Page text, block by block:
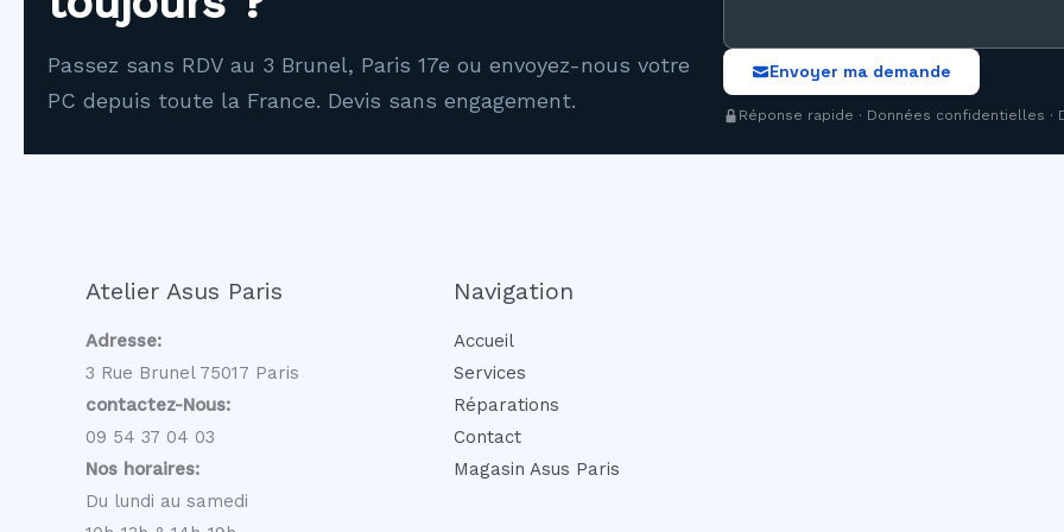
Passez sans RDV au 3 Brunel, Paris 17e ou envoyez-nous votre
PC depuis toute la France. Devis sans engagement.
Envoyer ma demande
Réponse rapide · Données confidentielles ·
Atelier Asus Paris
Adresse:
3 Rue Brunel 75017 Paris
contactez-Nous:
09 54 37 04 03
Nos horaires:
Du lundi au samedi
Navigation
Accueil
Services
Réparations
Contact
Magasin Asus Paris